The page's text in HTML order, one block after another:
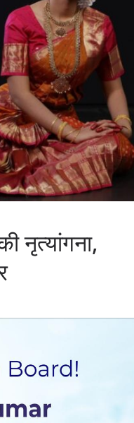
नृत्यांगना,